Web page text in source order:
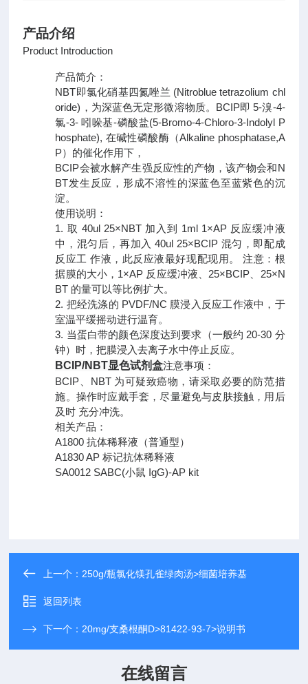
产品介绍
Product Introduction
产品简介：
NBT即氯化硝基四氮唑兰 (Nitroblue tetrazolium chl
oride)，为深蓝色无定形微溶物质。BCIP即 5-溴-4-
氯-3- 吲哚基-磷酸盐(5-Bromo-4-Chloro-3-Indolyl P
hosphate), 在碱性磷酸酶（Alkaline phosphatase,A
P）的催化作用下，
BCIP会被水解产生强反应性的产物，该产物会和N
BT发生反应，形成不溶性的深蓝色至蓝紫色的沉
淀。
使用说明：
1. 取 40ul 25×NBT 加入到 1ml 1×AP 反应缓冲液
中，混匀后，再加入 40ul 25×BCIP 混匀，即配成
反应工 作液，此反应液最好现配现用。 注意：根
据膜的大小，1×AP 反应缓冲液、25×BCIP、25×N
BT 的量可以等比例扩大。
2. 把经洗涤的 PVDF/NC 膜浸入反应工作液中，于
室温平缓摇动进行温育。
3. 当蛋白带的颜色深度达到要求（一般约 20-30 分
钟）时，把膜浸入去离子水中停止反应。
BCIP/NBT显色试剂盒注意事项：
BCIP、NBT 为可疑致癌物，请采取必要的防范措
施。操作时应戴手套，尽量避免与皮肤接触，用后
及时 充分冲洗。
相关产品：
A1800 抗体稀释液（普通型）
A1830 AP 标记抗体稀释液
SA0012 SABC(小鼠 IgG)-AP kit
上一个： 250g/瓶氯化镁孔雀绿肉汤>细菌培养基
返回列表
下一个： 20mg/支桑根酮D>81422-93-7>说明书
在线留言